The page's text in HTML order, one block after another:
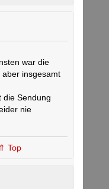
war die
insgesamt
die Sendung
nie
⇑ Top